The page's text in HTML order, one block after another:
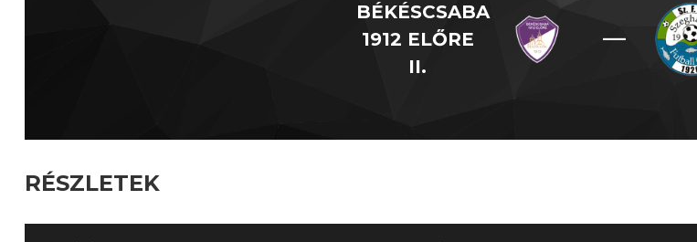
BÉKÉSCSABA
1912 ELŐRE
II.
—
RÉSZLETEK